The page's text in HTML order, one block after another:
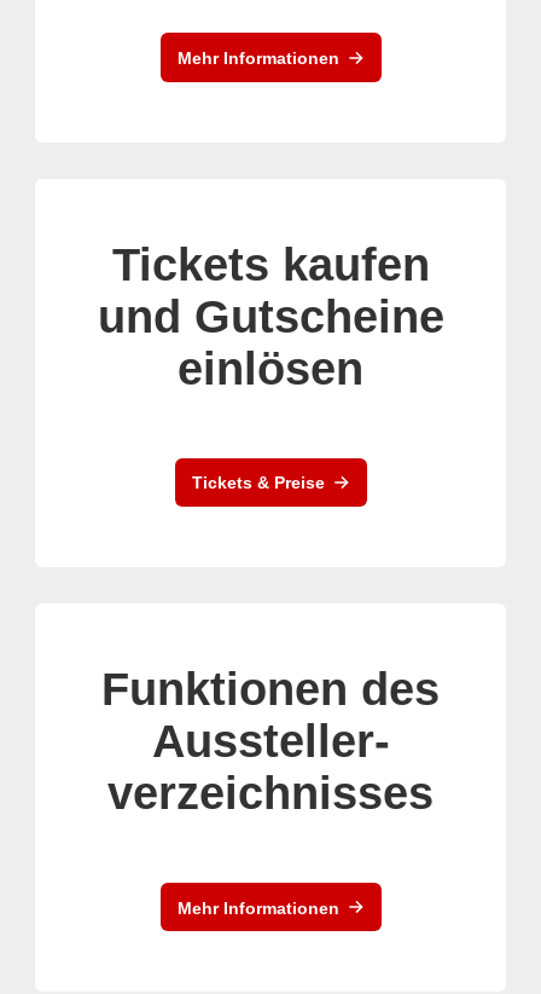
Mehr Informationen
Tickets kaufen
und Gutscheine
einlösen
Tickets & Preise
Funktionen des
Aussteller-
verzeichnisses
Mehr Informationen